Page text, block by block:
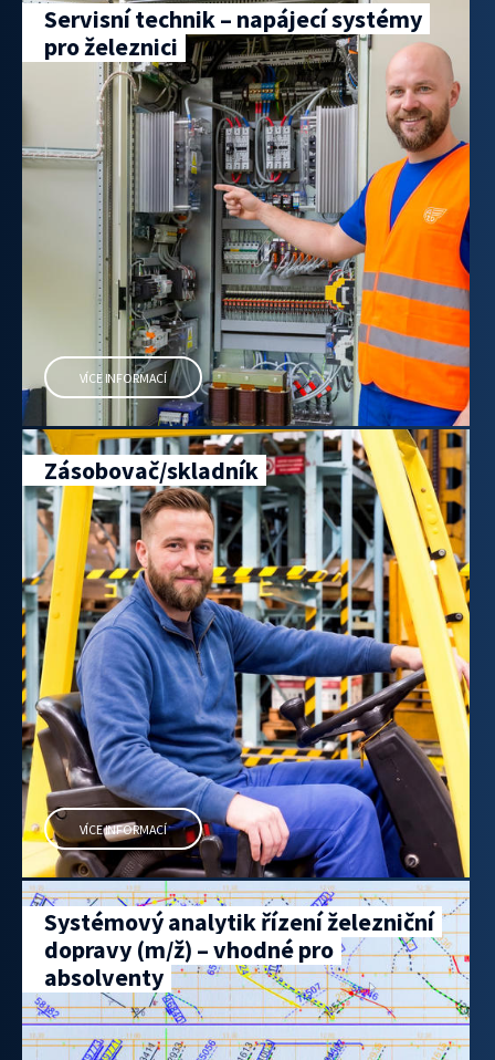
Servisní technik – napájecí systémy
pro železnici
VÍCE INFORMACÍ
Zásobovač/skladník
VÍCE INFORMACÍ
Systémový analytik řízení železniční
dopravy (m/ž) – vhodné pro
absolventy